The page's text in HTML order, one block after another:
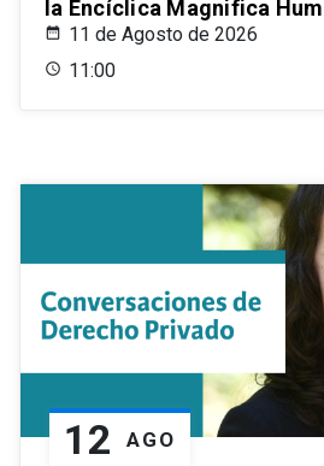
la Encíclica Magnifica
11 de Agosto de 2026
11:00
12 AGO